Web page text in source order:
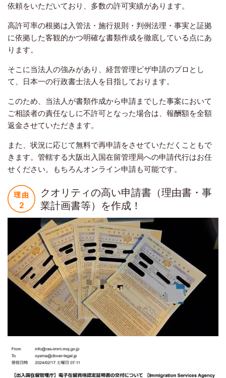
依頼をいただいており、多数の許可実績があります。
高許可率の根拠は入管法・施行規則・判例法理・事実と証拠
に依拠した客観的かつ明確な書類作成を徹底している点にあ
ります。
そこに当法人の強みがあり、経営管理ビザ申請のプロとし
て、日本一の行政書士法人を目指しております。
このため、当法人が書類作成から申請までした事案において
ご相談者の責任なしに不許可となった場合は、報酬額を全額
返金させていただきます。
また、状況に応じて無料で再申請をさせていただくこともで
きます。管轄する大阪出入国在留管理局への申請代行はお任
せください。もちろんオンライン申請も可能です。
クオリティの高い申請書（理由書・事
業計画書等）を作成！